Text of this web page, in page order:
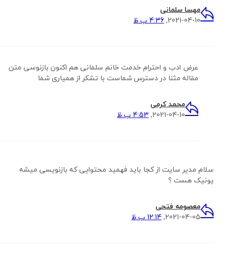
مهسا سلمانی
2021-04-10, 4:36 ب.ظ
عرض ادب و احترام خدمت خانم سلمانی هم اکنون بازنوسی متن
مقاله مثنا در دسترس شماست با تشکر از همیاری شما
محمد کرمی
2021-04-10, 4:53 ب.ظ
سلام مدیر سایت از کجا باید فهمید محتوایی که بازنویسی میشه
یونیک هست ؟
معصومه فتحی
2021-04-05, 12:14 ب.ظ